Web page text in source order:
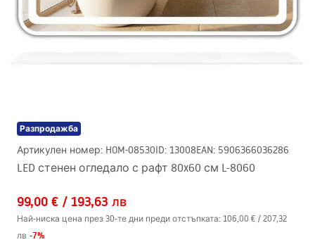
Разпродажба
Артикулен номер: HOM-08530ID: 13008EAN: 5906366036286
LED стенен огледало с рафт 80x60 см L-8060
99,00 € / 193,63 лв
Най-ниска цена през 30-те дни преди отстъпката: 106,00 € / 207,32
лв -7%